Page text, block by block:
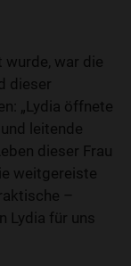
wurde, war die
dieser
„Lydia öffnete
leitende
dieser Frau
weitgereiste
–
Lydia für uns